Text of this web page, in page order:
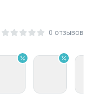
0 отзывов